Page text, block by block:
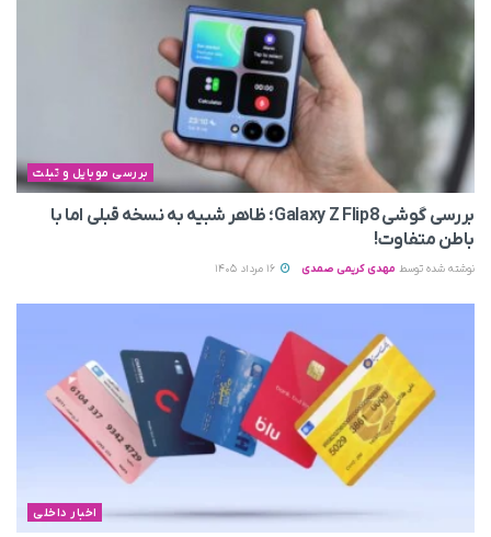
بررسی موبایل و تبلت
بررسی گوشی Galaxy Z Flip8؛ ظاهر شبیه به نسخه قبلی اما با
باطن متفاوت!
نوشته شده توسط مهدی کریمی صمدی
اخبار داخلی